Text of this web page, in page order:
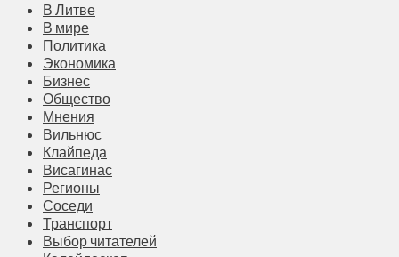
В Литве
В мире
Политика
Экономика
Бизнес
Общество
Мнения
Вильнюс
Клайпеда
Висагинас
Регионы
Соседи
Транспорт
Выбор читателей